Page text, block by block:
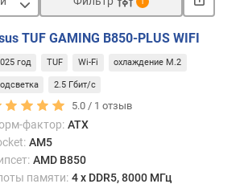
TUF GAMING B850-PLUS WIFI
год TUF Wi-Fi охлаждение M.2
2.5 Гбит/с
5.0 / 1 отзыв
фактор: ATX
AM5
AMD B850
памяти: 4 х DDR5, 8000 МГц